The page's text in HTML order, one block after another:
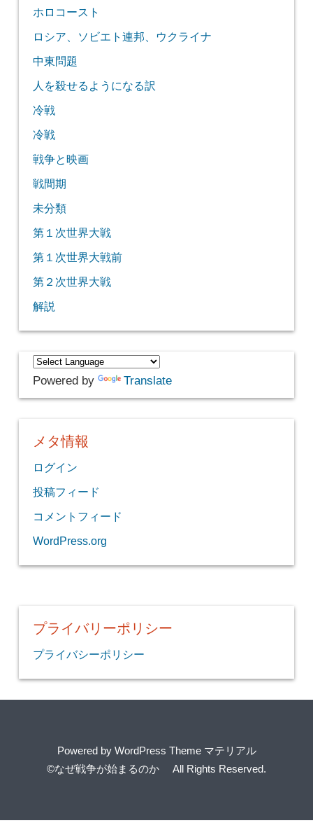
ホロコースト
ロシア、ソビエト連邦、ウクライナ
中東問題
人を殺せるようになる訳
冷戦
冷戦
戦争と映画
戦間期
未分類
第１次世界大戦
第１次世界大戦前
第２次世界大戦
解説
Powered by Translate
メタ情報
ログイン
投稿フィード
コメントフィード
WordPress.org
プライバリーポリシー
プライバシーポリシー
Powered by WordPress Theme マテリアル
©なぜ戦争が始まるのか
All Rights Reserved.